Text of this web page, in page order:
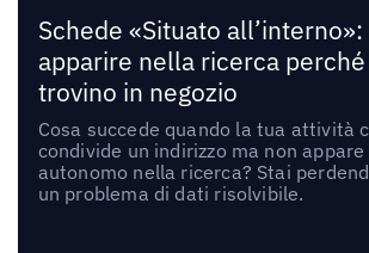
Schede «Situato
apparire nella ricerca
trovino in negozio
Cosa succede quando la tua attività
condivide un indirizzo ma non
autonomo nella ricerca? Stai
un problema di dati risolvibile.